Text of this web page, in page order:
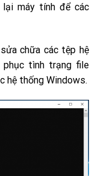
lại máy tính để các
chữa các tệp hệ
tình trạng file
hệ thống Windows.